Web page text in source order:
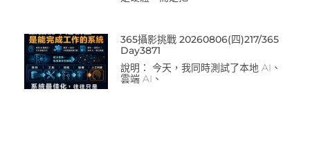
365攝影挑戰 20260806(四)217/365
Day3871
說明： 今天，我同時測試了本地 AI、
雲端 AI、